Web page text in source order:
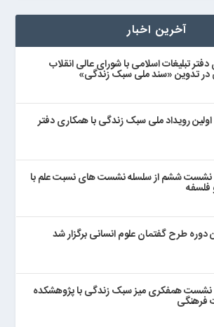
آخرین اخبار
تبلیغات اسلامی با شورای عالی انقلاب
در تدوین «سند ملی سبک زندگی»
اولین رویداد ملی سبک زندگی با همکاری دفتر
نشست ششم از سلسله نشست های نسبت علم با
فلسفه
طرح گفتمان علوم انسانی برگزار شد
نشست همفکری میز سبک زندگی با پژوهشکده
فرهنگی